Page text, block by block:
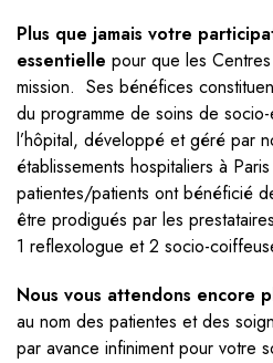
Plus que jamais votre
essentielle pour que les
mission. Ses bénéfices
du programme de soins de
l’hôpital, développé et géré par
établissements hospitaliers à
patientes/patients ont bénéficié
être prodigués par les
1 reflexologue et 2 socio-
Nous vous attendons encore
au nom des patientes et des
par avance infiniment pour votre